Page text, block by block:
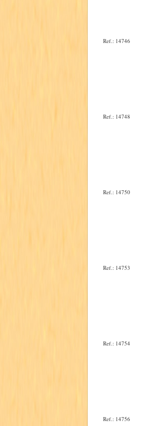
Ref.: 14746
Ref.: 14748
Ref.: 14750
Ref.: 14753
Ref.: 14754
Ref.: 14756